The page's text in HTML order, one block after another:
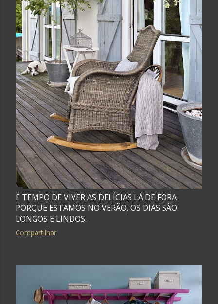
É TEMPO DE VIVER AS DELÍCIAS LÁ DE FORA
PORQUE ESTAMOS NO VERÃO, OS DIAS SÃO
LONGOS E LINDOS.
Compartilhar